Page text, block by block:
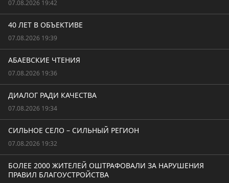
07.08.2026 19:42
40 ЛЕТ В ОБЪЕКТИВЕ
07.08.2026 19:39
АБАЕВСКИЕ ЧТЕНИЯ
07.08.2026 19:36
ДИАЛОГ РАДИ КАЧЕСТВА
07.08.2026 19:34
СИЛЬНОЕ СЕЛО – СИЛЬНЫЙ РЕГИОН
07.08.2026 19:32
БОЛЕЕ 2000 ЖИТЕЛЕЙ ОШТРАФОВАЛИ ЗА НАРУШЕНИЯ
ПРАВИЛ БЛАГОУСТРОЙСТВА